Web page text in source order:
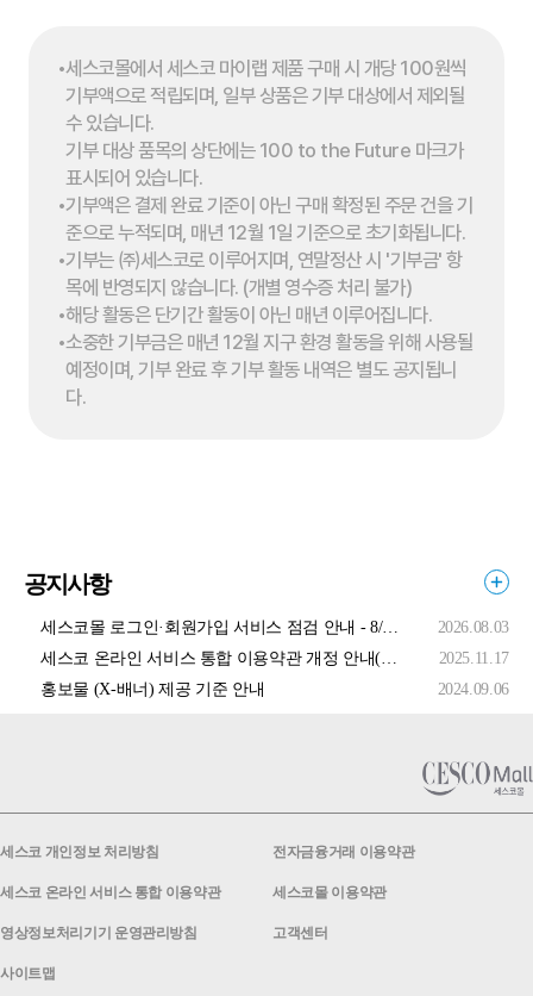
세스코몰에서 세스코 마이랩 제품 구매 시 개당 100원씩
기부액으로 적립되며, 일부 상품은 기부 대상에서 제외될
수 있습니다.
기부 대상 품목의 상단에는 100 to the Future 마크가
표시되어 있습니다.
기부액은 결제 완료 기준이 아닌 구매 확정된 주문 건을 기
준으로 누적되며, 매년 12월 1일 기준으로 초기화됩니다.
기부는 ㈜세스코로 이루어지며, 연말정산 시 '기부금' 항
목에 반영되지 않습니다. (개별 영수증 처리 불가)
해당 활동은 단기간 활동이 아닌 매년 이루어집니다.
소중한 기부금은 매년 12월 지구 환경 활동을 위해 사용될
예정이며, 기부 완료 후 기부 활동 내역은 별도 공지됩니
다.
공지사항
세스코몰 로그인·회원가입 서비스 점검 안내 - 8/5 오전(4:00 ~ 6:00)
2026.08.03
세스코 온라인 서비스 통합 이용약관 개정 안내(25년 11월 24일자 적용)
2025.11.17
홍보물 (X-배너) 제공 기준 안내
2024.09.06
세스코 개인정보 처리방침 전자금융거래 이용약관
세스코 온라인 서비스 통합 이용약관 세스코몰 이용약관
영상정보처리기기 운영관리방침 고객센터
사이트맵